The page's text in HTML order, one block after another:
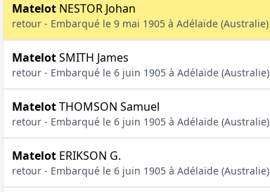
Matelot NESTOR Johan
retour - Embarqué le 9 mai 1905 à Adélaïde (Australie)
MatelotSMITH James
retour - Embarqué le 6 juin 1905 à Adélaïde (Australie)
MatelotTHOMSON Samuel
retour - Embarqué le 6 juin 1905 à Adélaïde (Australie)
Matelot ERIKSON G.
retour - Embarqué le 6 juin 1905 à Adélaïde (Australie)